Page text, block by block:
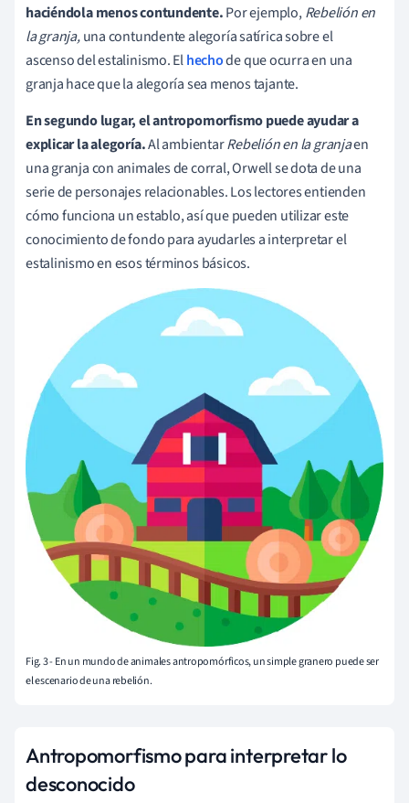
haciéndola menos contundente.Por ejemplo,Rebelión en
la granja,una contundente alegoría satírica sobre el
ascenso del estalinismo. Elhechode que ocurra en una
granja hace que la alegoría sea menos tajante.
En segundo lugar, el antropomorfismo puede ayudar a
explicar la alegoría.Al ambientarRebelión en la granjaen
una granja con animales de corral, Orwell se dota de una
serie de personajes relacionables. Los lectores entienden
cómo funciona un establo, así que pueden utilizar este
conocimiento de fondo para ayudarles a interpretar el
estalinismo en esos términos básicos.
Fig. 3 - En un mundo de animales antropomórficos, un simple granero puede ser
el escenario de una rebelión.
Antropomorfismo para interpretar lo
desconocido